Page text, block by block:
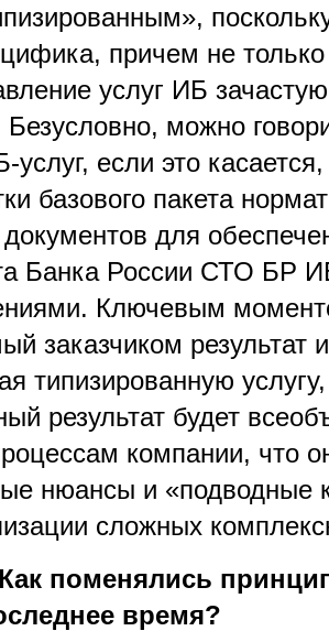
причем не
услуг ИБ
Безусловно, можно
услуг, если это
базового пакета
для
Банка России СТО БР
Ключевым
заказчиком результат
типизированную
результат будет
компании, что
нюансы и «подводные
сложных
поменялись
время?